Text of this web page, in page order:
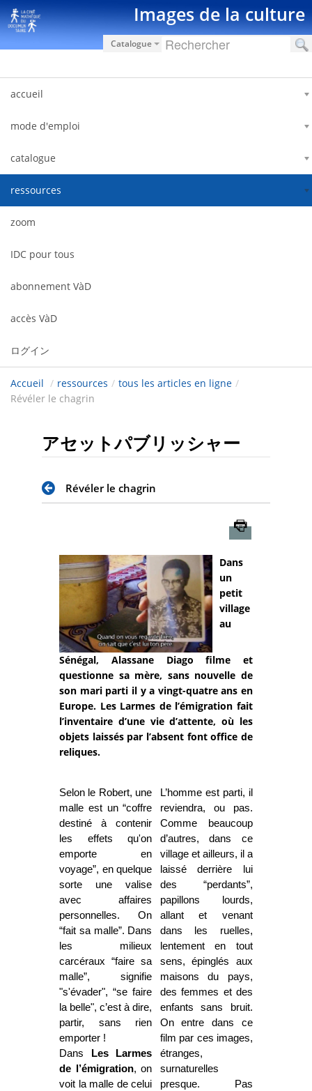
内容へスキップ Images de la culture
Catalogue
accueil
mode d'emploi
catalogue
ressources
zoom
IDC pour tous
abonnement VàD
accès VàD
ログイン
Accueil / ressources / tous les articles en ligne /
Révéler le chagrin
アセットパブリッシャー
Révéler le chagrin
Dans
un
petit
village
au
Sénégal, Alassane Diago filme et
questionne sa mère, sans nouvelle de
son mari parti il y a vingt-quatre ans en
Europe. Les Larmes de l’émigration fait
l’inventaire d’une vie d’attente, où les
objets laissés par l’absent font office de
reliques.
Selon le Robert, une
malle est un “coffre
destiné à contenir
les effets qu'on
emporte en
voyage”, en quelque
sorte une valise
avec affaires
personnelles. On
“fait sa malle”. Dans
les milieux
carcéraux “faire sa
malle”, signifie
"s'évader", “se faire
la belle", c’est à dire,
partir, sans rien
emporter !
Dans
Les Larmes
de l’émigration, on
voit la malle de celui
L’homme est parti, il
reviendra, ou pas.
Comme beaucoup
d’autres, dans ce
village et ailleurs, il a
laissé derrière lui
des “perdants”,
papillons lourds,
allant et venant
dans les ruelles,
lentement en tout
sens, épinglés aux
maisons du pays,
des femmes et des
enfants sans bruit.
On entre dans ce
film par ces images,
étranges,
surnaturelles
presque. Pas